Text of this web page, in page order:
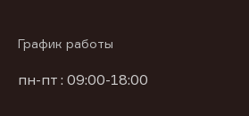
График работы
пн-пт : 09:00-18:00